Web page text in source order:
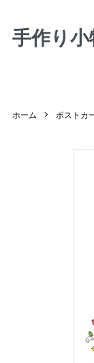
手作り
ホーム ポストカ